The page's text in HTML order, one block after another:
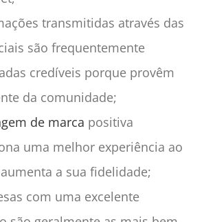
transmitidas através das
são frequentemente
credíveis porque provêm
da comunidade;
de marca positiva
uma melhor experiência ao
a sua fidelidade;
com uma excelente